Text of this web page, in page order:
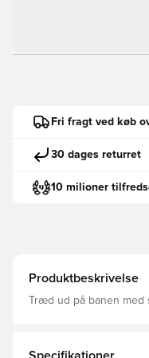
Fri fragt ved køb
30 dages returret
10 milioner
Produktbeskrivelse
Træd ud på banen
mens flagfarverne går